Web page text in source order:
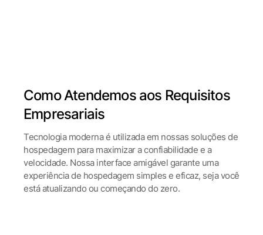
Como Atendemos aos Requisitos
Empresariais
Tecnologia moderna é utilizada em nossas soluções de
hospedagem para maximizar a confiabilidade e a
velocidade. Nossa interface amigável garante uma
experiência de hospedagem simples e eficaz, seja você
está atualizando ou começando do zero.